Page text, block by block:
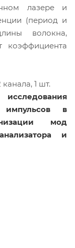
лазере и
(период и
волокна,
коэффициента
1 шт.
импульсов в
мод
и